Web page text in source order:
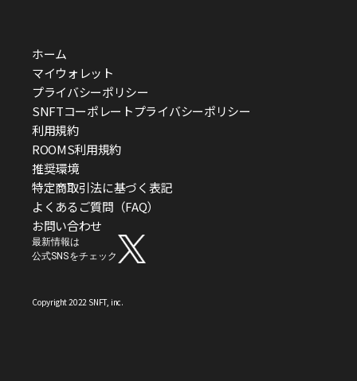
ホーム
マイウォレット
プライバシーポリシー
SNFTコーポレートプライバシーポリシー
利用規約
ROOMS利用規約
推奨環境
特定商取引法に基づく表記
よくあるご質問（FAQ）
お問い合わせ
最新情報は
公式SNSをチェック
Copyright 2022 SNFT, inc.